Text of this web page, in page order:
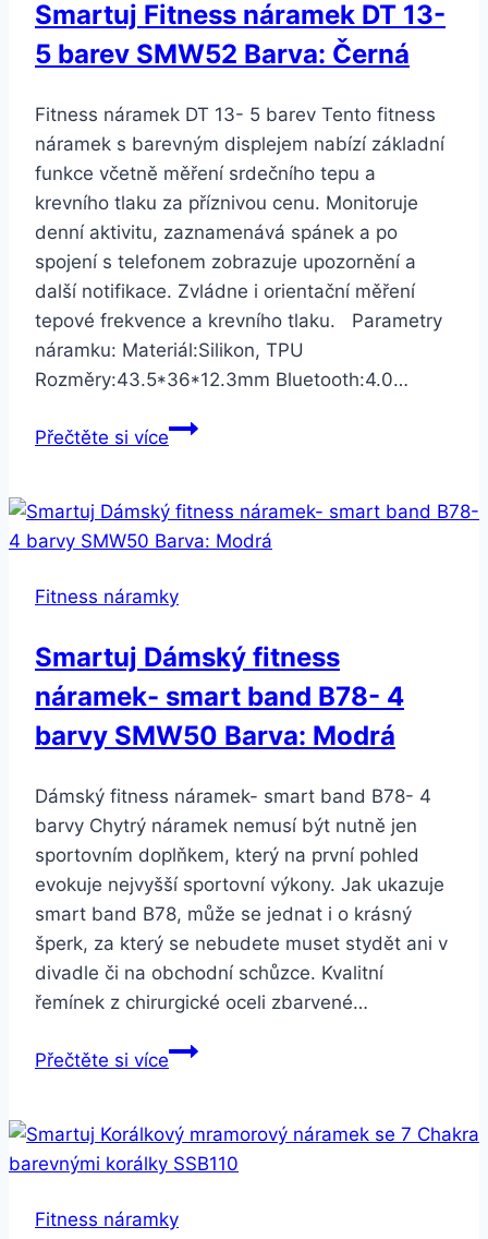
Smartuj Fitness náramek DT 13-
5 barev SMW52 Barva: Černá
Fitness náramek DT 13- 5 barev Tento fitness
náramek s barevným displejem nabízí základní
funkce včetně měření srdečního tepu a
krevního tlaku za příznivou cenu. Monitoruje
denní aktivitu, zaznamenává spánek a po
spojení s telefonem zobrazuje upozornění a
další notifikace. Zvládne i orientační měření
tepové frekvence a krevního tlaku. Parametry
náramku: Materiál:Silikon, TPU
Rozměry:43.5*36*12.3mm Bluetooth:4.0…
Přečtěte si víceSmartuj
DT
13-
barev
Barva:
Černá
Fitness náramky
Smartuj Dámský fitness
náramek- smart band B78- 4
barvy SMW50 Barva: Modrá
Dámský fitness náramek- smart band B78- 4
barvy Chytrý náramek nemusí být nutně jen
sportovním doplňkem, který na první pohled
evokuje nejvyšší sportovní výkony. Jak ukazuje
smart band B78, může se jednat i o krásný
šperk, za který se nebudete muset stydět ani v
divadle či na obchodní schůzce. Kvalitní
řemínek z chirurgické oceli zbarvené…
Přečtěte si víceSmartuj
náramek-
smart
B78-
Fitness náramky